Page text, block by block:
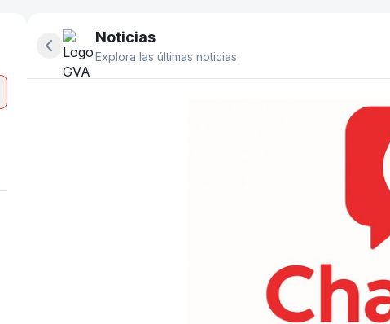
Ocultar panel lateral
Noticias
Explora las últimas noticias